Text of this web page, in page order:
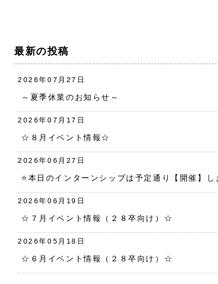
最新の投稿
2026年07月27日
～夏季休業のお知らせ～
2026年07月17日
☆８月イベント情報☆
2026年06月27日
⭐️本日のインターンシップは予定通り【開催】し
2026年06月19日
☆７月イベント情報（２８卒向け）☆
2026年05月18日
☆６月イベント情報（２８卒向け）☆